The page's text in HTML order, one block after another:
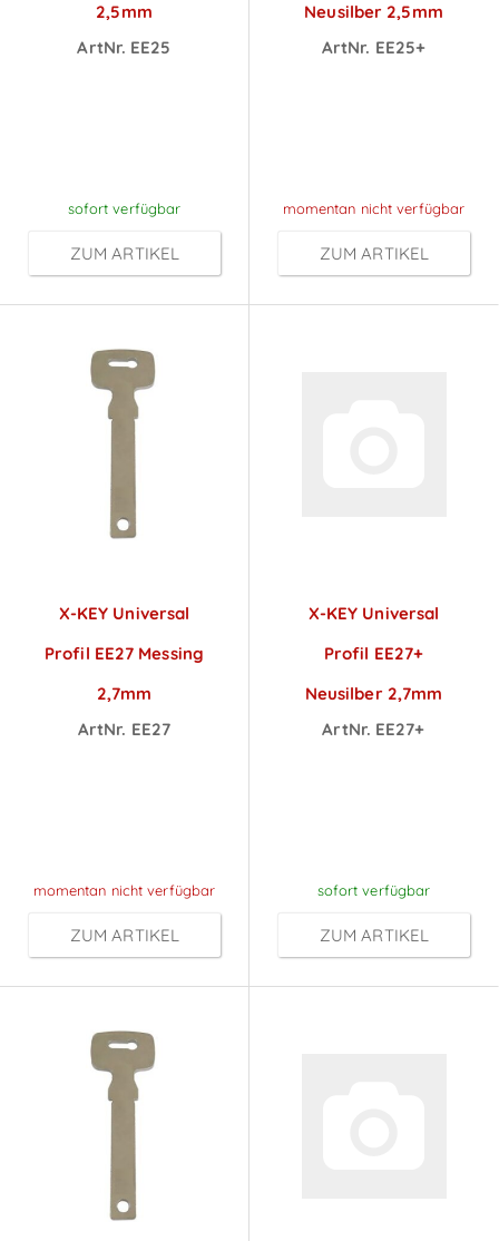
2,5mm
ArtNr. EE25
sofort verfügbar
ZUM ARTIKEL
Neusilber 2,5mm
ArtNr. EE25+
momentan nicht verfügbar
ZUM ARTIKEL
X-KEY Universal
Profil EE27 Messing
2,7mm
ArtNr. EE27
momentan nicht verfügbar
ZUM ARTIKEL
X-KEY Universal
Profil EE27+
Neusilber 2,7mm
ArtNr. EE27+
sofort verfügbar
ZUM ARTIKEL